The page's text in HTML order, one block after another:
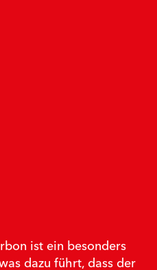
ist ein besonders
dazu führt, dass der